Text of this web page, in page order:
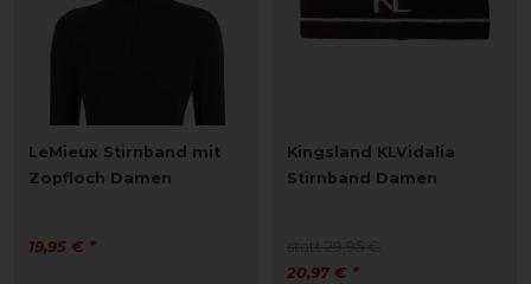
LeMieux Stirnband mit
Zopfloch Damen
19,95 € *
Kingsland KLVidalia
Stirnband Damen
20,97 € *